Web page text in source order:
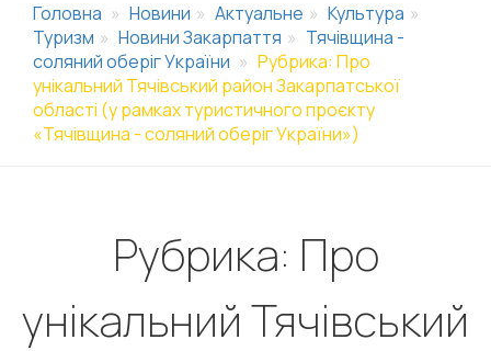
Головна Новини Актуальне
Культура
Туризм
Новини Закарпаття
Тячівщина -
соляний оберіг України
Рубрика: Про
унікальний Тячівський район Закарпатської
області (у рамках туристичного проєкту
«Тячівщина - соляний оберіг України»)
Рубрика: Про
унікальний Тячівський